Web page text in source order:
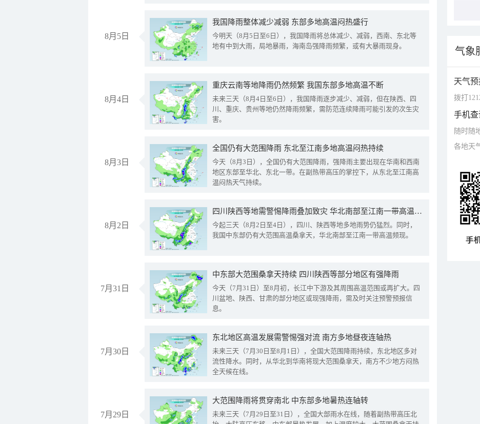
8月5日
我国降雨整体减少减弱 东部多地高温闷热盛行
今明天（8月5日至6日），我国降雨将总体减少、减弱，西南、东北等
地有中到大雨，局地暴雨，海南岛强降雨频繁，或有大暴雨现身。
8月4日
重庆云南等地降雨仍然频繁 我国东部多地高温不断
未来三天（8月4日至6日），我国降雨逐步减少、减弱，但在陕西、四
川、重庆、贵州等地仍然降雨频繁，需防范连续降雨可能引发的次生灾
害。
8月3日
全国仍有大范围降雨 东北至江南多地高温闷热持续
今天（8月3日），全国仍有大范围降雨，强降雨主要出现在华南和西南
地区东部至华北、东北一带。在副热带高压的掌控下，从东北至江南高
温闷热天气持续。
8月2日
四川陕西等地需警惕降雨叠加致灾 华北南部至江南一带高温频现
今起三天（8月2日至4日），四川、陕西等地多地雨势仍猛烈。同时，
我国中东部仍有大范围高温桑拿天，华北南部至江南一带高温频现。
7月31日
中东部大范围桑拿天持续 四川陕西等部分地区有强降雨
今天（7月31日）至8月初，长江中下游及其周围高温范围或再扩大。四
川盆地、陕西、甘肃的部分地区或现强降雨，需及时关注预警预报信
息。
7月30日
东北地区高温发展需警惕强对流 南方多地昼夜连轴热
未来三天（7月30日至8月1日），全国大范围降雨持续，东北地区多对
流性降水。同时，从华北到华南将现大范围桑拿天，南方不少地方闷热
全天候在线。
7月29日
大范围降雨将贯穿南北 中东部多地暑热连轴转
未来三天（7月29日至31日），全国大部雨水在线，随着副热带高压北
气象
天气
拨打
手机查
随时随
各地天